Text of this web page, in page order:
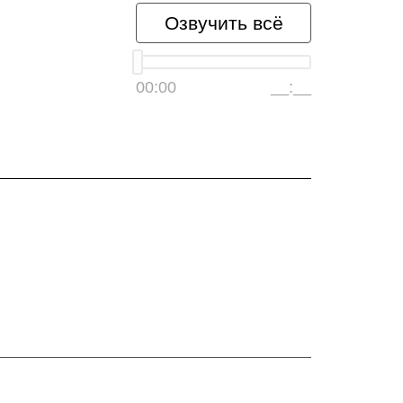
Озвучить всё
00:00 __:__